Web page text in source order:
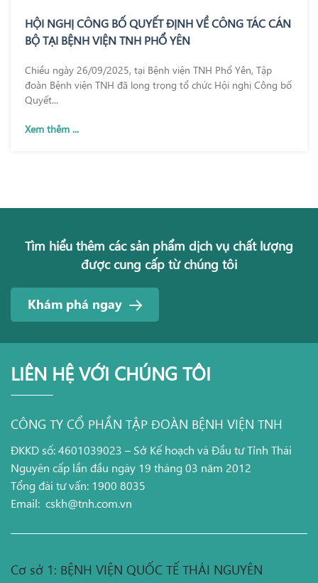
HỘI NGHỊ CÔNG BỐ QUYẾT ĐỊNH VỀ CÔNG TÁC CÁN
BỘ TẠI BỆNH VIỆN TNH PHỔ YÊN
Chiều ngày 26/09/2025, tại Bệnh viện TNH Phổ Yên, Tập
đoàn Bệnh viện TNH đã long trọng tổ chức Hội nghị Công bố
Quyết...
Xem thêm ...
Tìm hiểu thêm các sản phẩm dịch vụ chất lượng
được cung cấp từ chúng tôi
Khám phá ngay
LIÊN HỆ VỚI CHÚNG TÔI
CÔNG TY CỔ PHẦN TẬP ĐOÀN BỆNH VIỆN TNH
ĐKKD số: 4601039023 – Sở Kế hoạch và Đầu tư Tỉnh Thái
Nguyên cấp lần đầu ngày 19 tháng 03 năm 2012
Tổng đài tư vấn: 1900 8035
Email: cskh@tnh.com.vn
Cơ sở 1: BỆNH VIỆN QUỐC TẾ THÁI NGUYÊN